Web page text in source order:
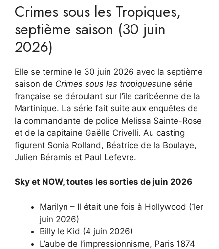
Crimes sous les Tropiques,
septième saison (30 juin
2026)
Elle se termine le 30 juin 2026 avec la septième
saison de Crimes sous les tropiquesune série
française se déroulant sur l’île caribéenne de la
Martinique. La série fait suite aux enquêtes de
la commandante de police Melissa Sainte-Rose
et de la capitaine Gaëlle Crivelli. Au casting
figurent Sonia Rolland, Béatrice de la Boulaye,
Julien Béramis et Paul Lefevre.
Sky et NOW, toutes les sorties de juin 2026
Marilyn – Il était une fois à Hollywood (1er
juin 2026)
Billy le Kid (4 juin 2026)
L’aube de l’impressionnisme, Paris 1874